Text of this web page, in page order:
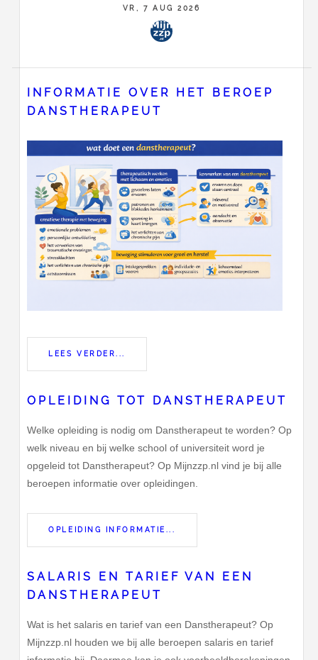
VR, 7 AUG 2026
INFORMATIE OVER HET BEROEP
DANSTHERAPEUT
LEES VERDER...
OPLEIDING TOT DANSTHERAPEUT
Welke opleiding is nodig om Danstherapeut te worden? Op
welk niveau en bij welke school of universiteit word je
opgeleid tot Danstherapeut? Op Mijnzzp.nl vind je bij alle
beroepen informatie over opleidingen.
OPLEIDING INFORMATIE...
SALARIS EN TARIEF VAN EEN
DANSTHERAPEUT
Wat is het salaris en tarief van een Danstherapeut? Op
Mijnzzp.nl houden we bij alle beroepen salaris en tarief